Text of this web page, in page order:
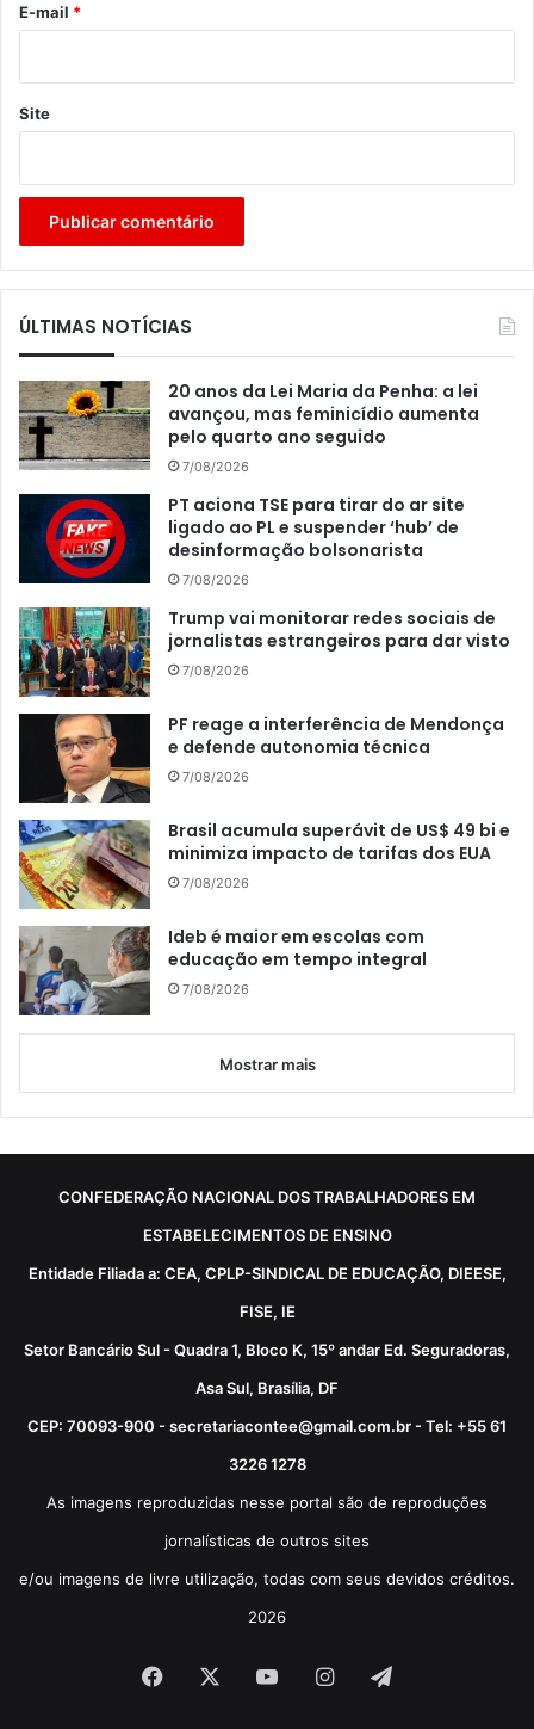
*
E-mail *
Site
ÚLTIMAS NOTÍCIAS
20 anos da Lei Maria da Penha: a lei
avançou, mas feminicídio aumenta
pelo quarto ano seguido
7/08/2026
PT aciona TSE para tirar do ar site
ligado ao PL e suspender ‘hub’ de
desinformação bolsonarista
7/08/2026
Trump vai monitorar redes sociais de
jornalistas estrangeiros para dar visto
7/08/2026
PF reage a interferência de Mendonça
e defende autonomia técnica
7/08/2026
Brasil acumula superávit de US$ 49 bi e
minimiza impacto de tarifas dos EUA
7/08/2026
Ideb é maior em escolas com
educação em tempo integral
7/08/2026
Mostrar mais
CONFEDERAÇÃO NACIONAL DOS TRABALHADORES EM
ESTABELECIMENTOS DE ENSINO
Entidade Filiada a: CEA, CPLP-SINDICAL DE EDUCAÇÃO, DIEESE,
FISE, IE
Setor Bancário Sul - Quadra 1, Bloco K, 15º andar Ed. Seguradoras,
Asa Sul, Brasília, DF
CEP: 70093-900 - secretariacontee@gmail.com.br - Tel: +55 61
3226 1278
As imagens reproduzidas nesse portal são de reproduções
jornalísticas de outros sites
e/ou imagens de livre utilização, todas com seus devidos créditos.
2026
Facebook YouTubeInstagram